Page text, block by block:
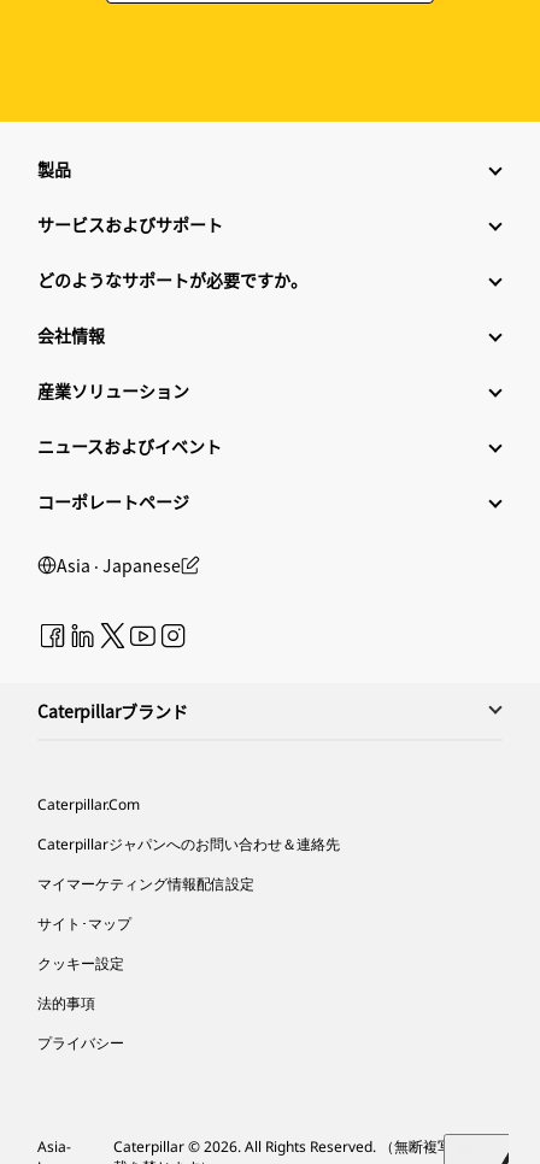
製品
サービスおよびサポート
どのようなサポートが必要ですか。
会社情報
産業ソリューション
ニュースおよびイベント
コーポレートページ
Asia ‧ Japanese
Caterpillarブランド
Caterpillar.com
Caterpillarジャパンへのお問い合わせ＆連絡先
マイマーケティング情報配信設定
サイト･マップ
クッキー設定
法的事項
プライバシー
Asia-
Caterpillar © 2026. All Rights Reserved. （無断複写･転